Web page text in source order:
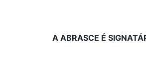
A ABRASCE É